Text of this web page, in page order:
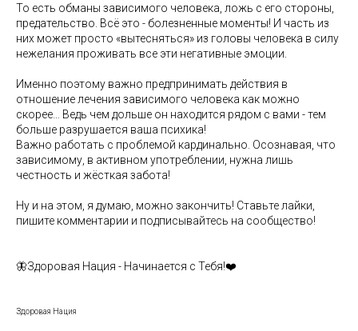
То есть обманы зависимого человека, ложь с его стороны,
предательство. Всё это - болезненные моменты! И часть из
них может просто «вытесняться» из головы человека в силу
нежелания проживать все эти негативные эмоции.
Именно поэтому важно предпринимать действия в
отношение лечения зависимого человека как можно
скорее… Ведь чем дольше он находится рядом с вами - тем
больше разрушается ваша психика!
Важно работать с проблемой кардинально. Осознавая, что
зависимому, в активном употреблении, нужна лишь
честность и жёсткая забота!
Ну и на этом, я думаю, можно закончить! Ставьте лайки,
пишите комментарии и подписывайтесь на сообщество!
🦋Здоровая Нация - Начинается с Тебя!❤️
Здоровая Нация